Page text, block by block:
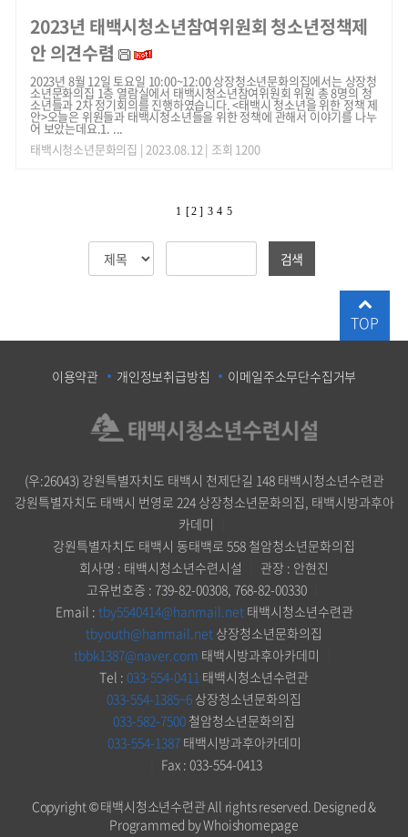
2023년 태백시청소년참여위원회 청소년정책제
안 의견수렴
2023년 8월 12일 토요일 10:00~12:00 상장청소년문화의집에서는 상장청
소년문화의집 1층 열람실에서 태백시청소년참여위원회 위원 총 8명의 청
소년들과 2차 정기회의를 진행하였습니다. <태백시 청소년을 위한 정책 제
안> ​ 오늘은 위원들과 태백시청소년들을 위한 정책에 관해서 이야기를 나누
어 보았는데요. ​ 1. ...
태백시청소년문화의집 | 2023.08.12 | 조회 1200
1 [ 2 ] 3 4 5
검색
이용약관 개인정보취급방침 이메일주소무단수집거부
(우:26043) 강원특별자치도 태백시 천제단길 148 태백시청소년수련관
강원특별자치도 태백시 번영로 224 상장청소년문화의집, 태백시방과후아
카데미
강원특별자치도 태백시 동태백로 558 철암청소년문화의집
회사명 : 태백시청소년수련시설
관장 : 안현진
고유번호증 : 739-82-00308, 768-82-00330
Email : tby5540414@hanmail.net태백시청소년수련관
tbyouth@hanmail.net 상장청소년문화의집
tbbk1387@naver.com 태백시방과후아카데미
Tel : 033-554-0411 태백시청소년수련관
033-554-1385~6 상장청소년문화의집
033-582-7500 철암청소년문화의집
033-554-1387태백시방과후아카데미
Fax : 033-554-0413
Copyright © 태백시청소년수련관 All rights reserved. Designed &
Programmed by Whoishomepage
TOP